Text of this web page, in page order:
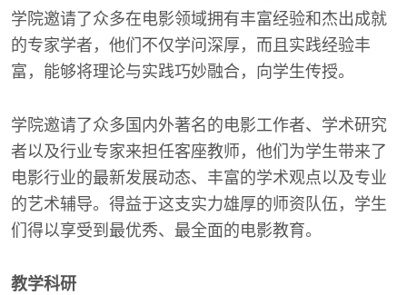
学院邀请了众多在电影领域拥有丰富经验和杰出成就
的专家学者，他们不仅学问深厚，而且实践经验丰
富，能够将理论与实践巧妙融合，向学生传授。
学院邀请了众多国内外著名的电影工作者、学术研究
者以及行业专家来担任客座教师，他们为学生带来了
电影行业的最新发展动态、丰富的学术观点以及专业
的艺术辅导。得益于这支实力雄厚的师资队伍，学生
们得以享受到最优秀、最全面的电影教育。
教学科研